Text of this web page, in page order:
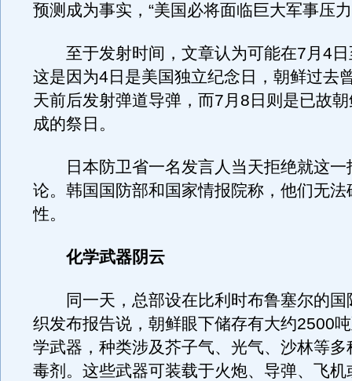
预测成为事实，“美国必将面临巨大军事压
至于发射时间，文章认为可能在7月4日
这是因为4日是美国独立纪念日，朝鲜过去
天前后发射弹道导弹，而7月8日则是已故
成的祭日。
日本防卫省一名发言人当天拒绝就这一
论。韩国国防部和国家情报院称，他们无法
性。
化学武器阴云
同一天，总部设在比利时布鲁塞尔的国
织发布报告说，朝鲜眼下储存有大约2500
学武器，种类涉及芥子气、光气、沙林等多
毒剂。这些武器可装载于火炮、导弹、飞机